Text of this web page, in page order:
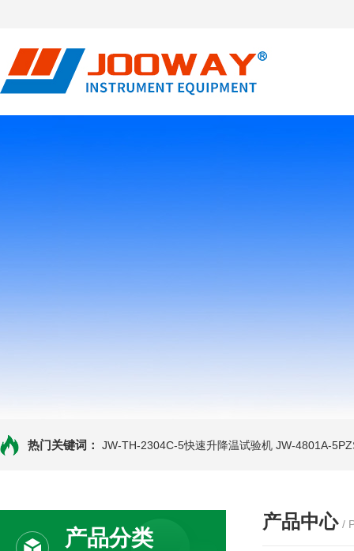
热门关键词： JW-TH-2304C-5快速升降温试验机 JW-4801A-
产品分类
产品中心 /